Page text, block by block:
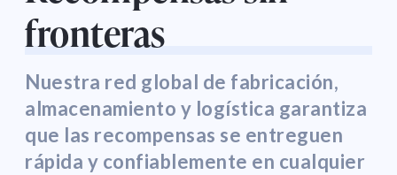
fronteras
Nuestra red global de fabricación,
almacenamiento y logística garantiza
que las recompensas se entreguen
rápida y confiablemente en cualquier